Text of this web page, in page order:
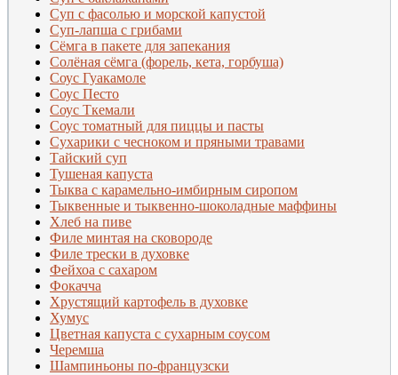
Суп с фасолью и морской капустой
Суп-лапша с грибами
Сёмга в пакете для запекания
Солёная сёмга (форель, кета, горбуша)
Соус Гуакамоле
Соус Песто
Соус Ткемали
Соус томатный для пиццы и пасты
Сухарики с чесноком и пряными травами
Тайский суп
Тушеная капуста
Тыква с карамельно-имбирным сиропом
Тыквенные и тыквенно-шоколадные маффины
Хлеб на пиве
Филе минтая на сковороде
Филе трески в духовке
Фейхоа с сахаром
Фокачча
Хрустящий картофель в духовке
Хумус
Цветная капуста с сухарным соусом
Черемша
Шампиньоны по-французски